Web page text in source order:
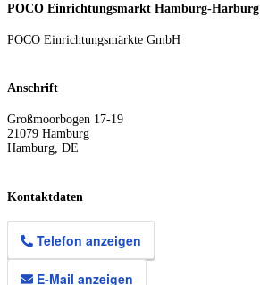
POCO Einrichtungsmarkt Hamburg-Harburg
POCO Einrichtungsmärkte GmbH
Anschrift
Großmoorbogen 17-19
21079 Hamburg
Hamburg DE
Kontaktdaten
Telefon anzeigen
E-Mail anzeigen